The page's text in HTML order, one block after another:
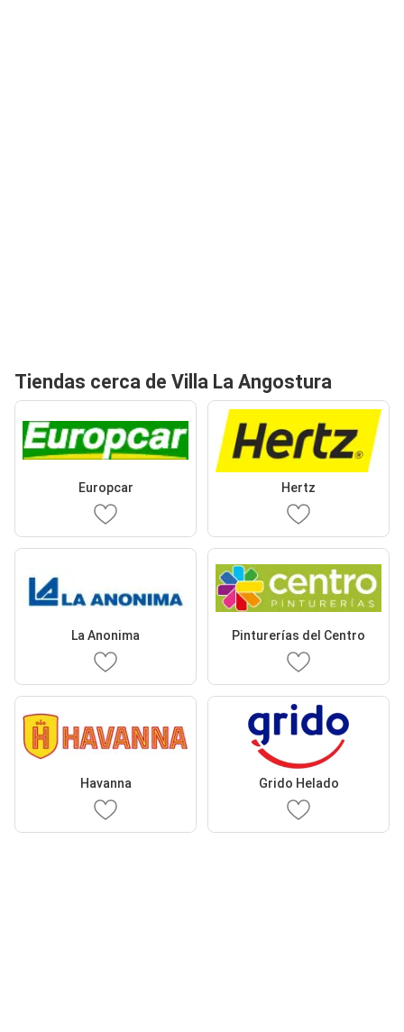
Tiendas cerca de Villa La Angostura
Europcar Hertz
La Anonima Pinturerías del Centro
Havanna Grido Helado